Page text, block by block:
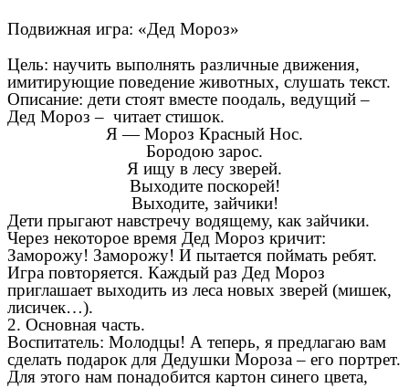
Подвижная игра: «Дед Мороз»
Цель: научить выполнять различные движения,
имитирующие поведение животных, слушать текст.
Описание: дети стоят вместе поодаль, ведущий –
Дед Мороз – читает стишок.
Я — Мороз Красный Нос.
Бородою зарос.
Я ищу в лесу зверей.
Выходите поскорей!
Выходите, зайчики!
Дети прыгают навстречу водящему, как зайчики.
Через некоторое время Дед Мороз кричит:
Заморожу! Заморожу! И пытается поймать ребят.
Игра повторяется. Каждый раз Дед Мороз
приглашает выходить из леса новых зверей (мишек,
лисичек…).
2. Основная часть.
Воспитатель: Молодцы! А теперь, я предлагаю вам
сделать подарок для Дедушки Мороза – его портрет.
Для этого нам понадобится картон синего цвета,